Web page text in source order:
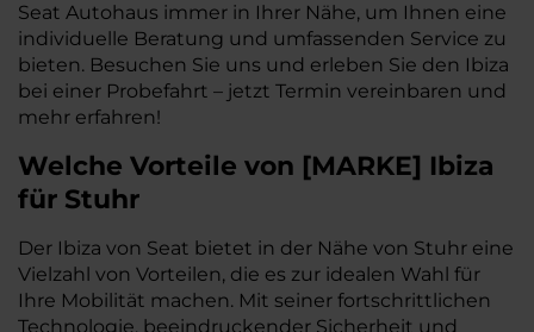
Seat Autohaus immer in Ihrer Nähe, um Ihnen eine
individuelle Beratung und umfassenden Service zu
bieten. Besuchen Sie uns und erleben Sie den Ibiza
bei einer Probefahrt – jetzt Termin vereinbaren und
mehr erfahren!
Welche Vorteile von [MARKE] Ibiza
für Stuhr
Der Ibiza von Seat bietet in der Nähe von Stuhr eine
Vielzahl von Vorteilen, die es zur idealen Wahl für
Ihre Mobilität machen. Mit seiner fortschrittlichen
Technologie, beeindruckender Sicherheit und